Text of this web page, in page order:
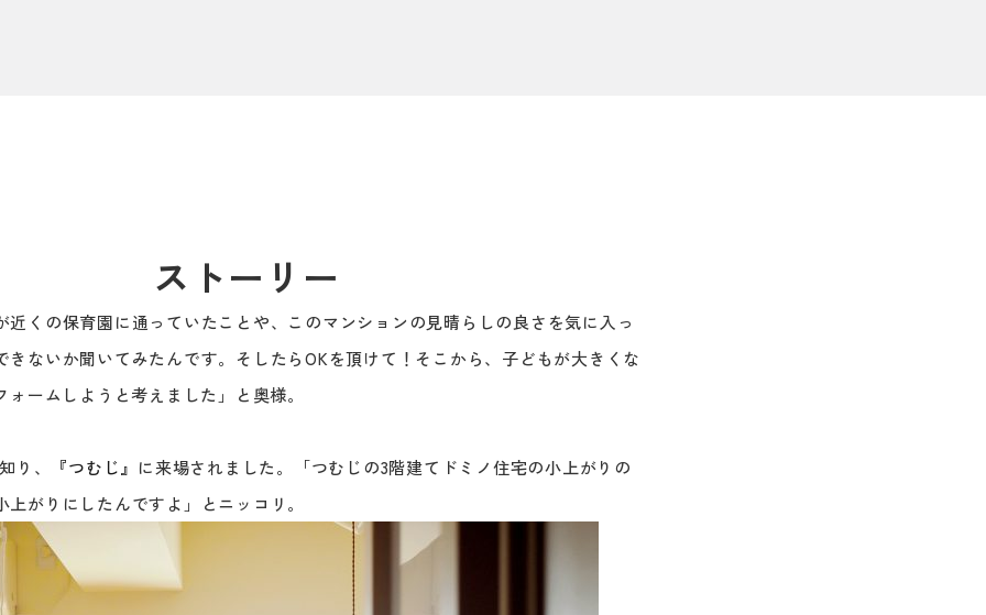
ストーリー
くの保育園に通っていたことや、このマンションの見晴らしの良さを気に入っ
ないか聞いてみたんです。そしたらOKを頂けて！そこから、子どもが大きくな
ームしようと考えました」と奥様。
り、 『つむじ』 に来場されました。「つむじの3階建てドミノ住宅の小上がりの
がりにしたんですよ」とニッコリ。